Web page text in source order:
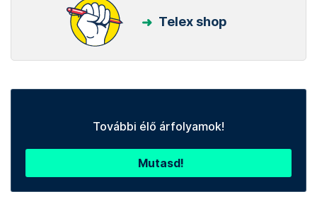
Telex shop
További élő árfolyamok!
Mutasd!